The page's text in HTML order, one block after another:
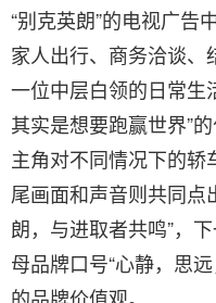
“别克英朗”的电视广告
家人出行、商务洽谈、
一位中层白领的日常生
其实是想要跑赢世界”
主角对不同情况下的轿
尾画面和声音则共同
朗，与进取者共鸣”，
母品牌口号“心静，思